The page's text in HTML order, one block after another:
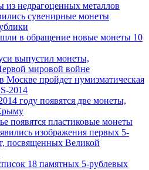
из недрагоценных металлов
сувенирные монеты
в обращение новые монеты 10
выпустил монеты,
мировой войне
Москве пройдет нумизматическая
2014
году появятся две монеты,
появятся пластиковые монеты
изображения первых 5-
посвященных Великой
18 памятных 5-рублевых